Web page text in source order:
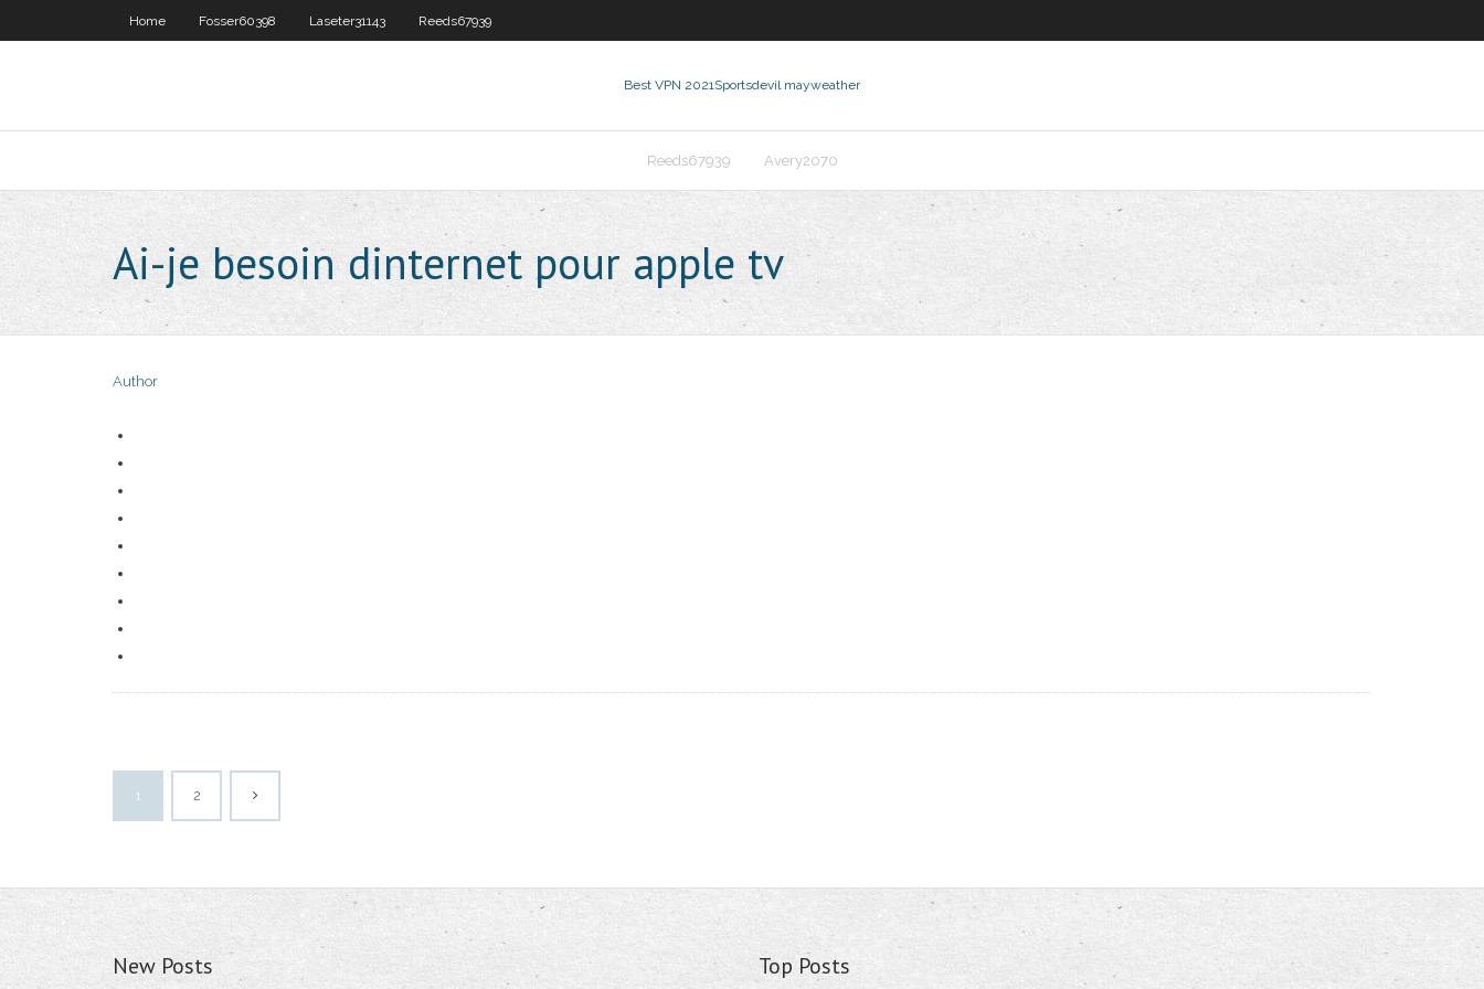
Home Fosser60398 Laseter31143 Reeds67939
Best VPN 2021Sportsdevil mayweather
Reeds67939 Avery2070
Ai-je besoin dinternet pour apple tv
Author
1 2
New Posts Top Posts